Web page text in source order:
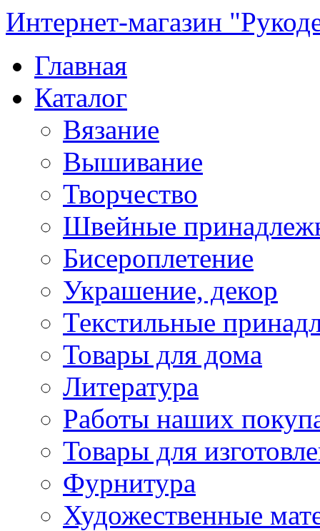
Интернет-магазин
Главная
Каталог
Вязание
Вышивание
Творчество
Швейные
Бисероплетение
Украшение, декор
Текстильные
Товары для дома
Литература
Работы наших
Товары для
Фурнитура
Художественные